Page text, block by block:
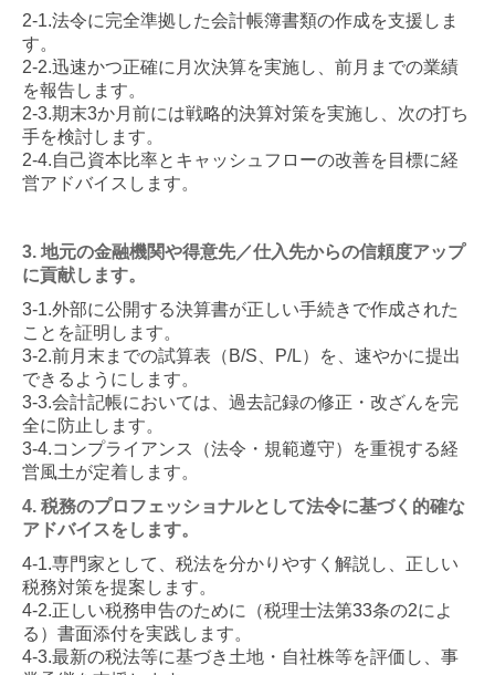
2-1.法令に完全準拠した会計帳簿書類の作成を支援しま
す。
2-2.迅速かつ正確に月次決算を実施し、前月までの業績
を報告します。
2-3.期末3か月前には戦略的決算対策を実施し、次の打ち
手を検討します。
2-4.自己資本比率とキャッシュフローの改善を目標に経
営アドバイスします。
3. 地元の金融機関や得意先／仕入先からの信頼度アップ
に貢献します。
3-1.外部に公開する決算書が正しい手続きで作成された
ことを証明します。
3-2.前月末までの試算表（B/S、P/L）を、速やかに提出
できるようにします。
3-3.会計記帳においては、過去記録の修正・改ざんを完
全に防止します。
3-4.コンプライアンス（法令・規範遵守）を重視する経
営風土が定着します。
4. 税務のプロフェッショナルとして法令に基づく的確な
アドバイスをします。
4-1.専門家として、税法を分かりやすく解説し、正しい
税務対策を提案します。
4-2.正しい税務申告のために（税理士法第33条の2によ
る）書面添付を実践します。
4-3.最新の税法等に基づき土地・自社株等を評価し、事